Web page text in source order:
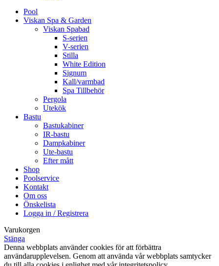
Pool
Viskan Spa & Garden
Viskan Spabad
S-serien
V-serien
Stilla
White Edition
Signum
Kall/varmbad
Spa Tillbehör
Pergola
Utekök
Bastu
Bastukabiner
IR-bastu
Dampkabiner
Ute-bastu
Efter mått
Shop
Poolservice
Kontakt
Om oss
Önskelista
Logga in / Registrera
Varukorgen
Stänga
Denna webbplats använder cookies för att förbättra
användarupplevelsen. Genom att använda vår webbplats samtycker